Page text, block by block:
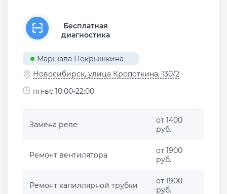
Бесплатная
диагностика
Маршала Покрышкина
Новосибирск, улица Кропоткина, 130/2
пн-вс 10:00-22:00
Замена реле
от 1400
руб.
Ремонт вентилятора
от 1900
руб.
Ремонт капиллярной трубки
от 1900
руб.